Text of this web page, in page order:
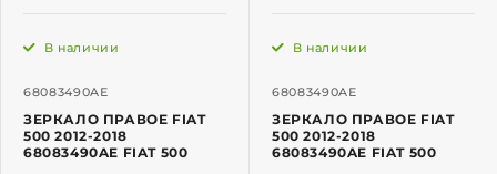
68083490AE
В наличии
ЗЕРКАЛО ПРАВОЕ FIAT
500 2012-2018
68083490AE FIAT 500
68083490AE
В наличии
ЗЕРКАЛО ПРАВОЕ FIAT
500 2012-2018
68083490AE FIAT 500